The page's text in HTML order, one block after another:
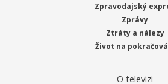
Zpravodajský
Zprávy
Ztráty a nálezy
Život na
O televizi